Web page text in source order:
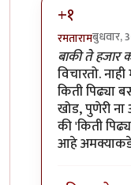
+१
रमतारामबुधवार,
In reply to
बाकी ते हजार
विचारतो.
किती पिढ्या
खोड, पुणेरी ना
की 'किती
आहे